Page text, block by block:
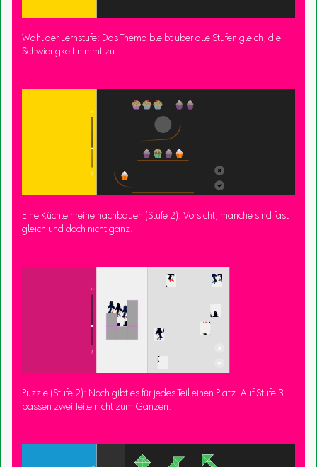
Wahl der Lernstufe: Das Thema bleibt über alle Stufen gleich, die
Schwierigkeit nimmt zu.
Eine Küchleinreihe nachbauen (Stufe 2): Vorsicht, manche sind fast
gleich und doch nicht ganz!
Puzzle (Stufe 2): Noch gibt es für jedes Teil einen Platz. Auf Stufe 3
passen zwei Teile nicht zum Ganzen.